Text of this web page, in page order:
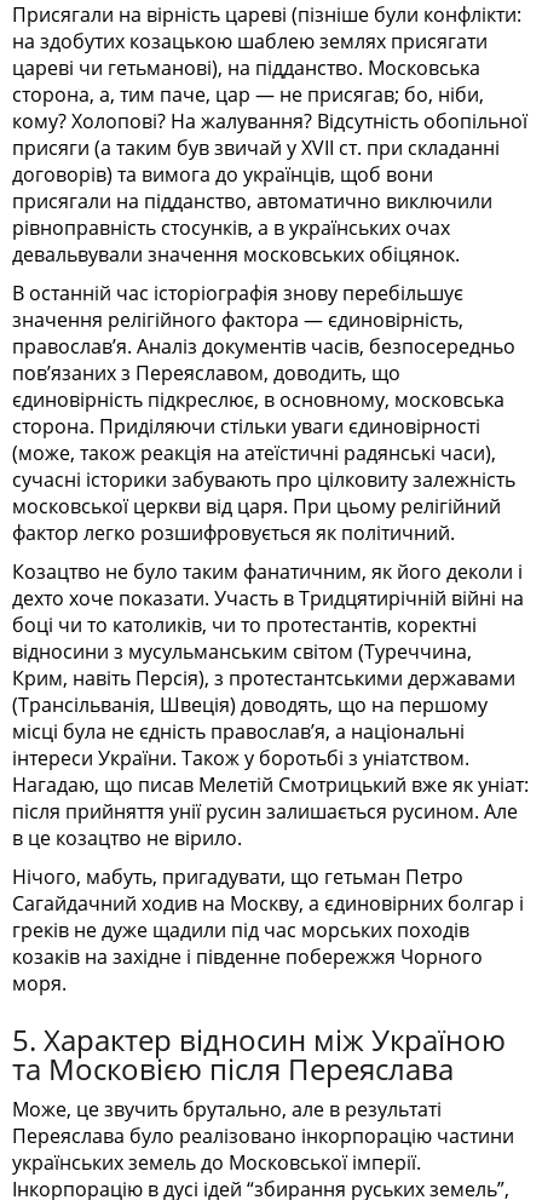
Присягали на вірність цареві (пізніше були конфлікти:
на здобутих козацькою шаблею землях присягати
цареві чи гетьманові), на підданство. Московська
сторона, а, тим паче, цар — не присягав; бо, ніби,
кому? Холопові? На жалування? Відсутність обопільної
присяги (а таким був звичай у ХVII ст. при складанні
договорів) та вимога до українців, щоб вони
присягали на підданство, автоматично виключили
рівноправність стосунків, а в українських очах
девальвували значення московських обіцянок.
В останній час історіографія знову перебільшує
значення релігійного фактора — єдиновірність,
православ’я. Аналіз документів часів, безпосередньо
пов’язаних з Переяславом, доводить, що
єдиновірність підкреслює, в основному, московська
сторона. Приділяючи стільки уваги єдиновірності
(може, також реакція на атеїстичні радянські часи),
сучасні історики забувають про цілковиту залежність
московської церкви від царя. При цьому релігійний
фактор легко розшифровується як політичний.
Козацтво не було таким фанатичним, як його деколи і
дехто хоче показати. Участь в Тридцятирічній війні на
боці чи то католиків, чи то протестантів, коректні
відносини з мусульманським світом (Туреччина,
Крим, навіть Персія), з протестантськими державами
(Трансільванія, Швеція) доводять, що на першому
місці була не єдність православ’я, а національні
інтереси України. Також у боротьбі з уніатством.
Нагадаю, що писав Мелетій Смотрицький вже як уніат:
після прийняття унії русин залишається русином. Але
в це козацтво не вірило.
Нічого, мабуть, пригадувати, що гетьман Петро
Сагайдачний ходив на Москву, а єдиновірних болгар і
греків не дуже щадили під час морських походів
козаків на західне і південне побережжя Чорного
моря.
5. Характер відносин між Україною
та Московією після Переяслава
Може, це звучить брутально, але в результаті
Переяслава було реалізовано інкорпорацію частини
українських земель до Московської імперії.
Інкорпорацію в дусі ідей “збирання руських земель”,